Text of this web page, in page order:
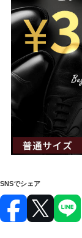
SNSでシェア